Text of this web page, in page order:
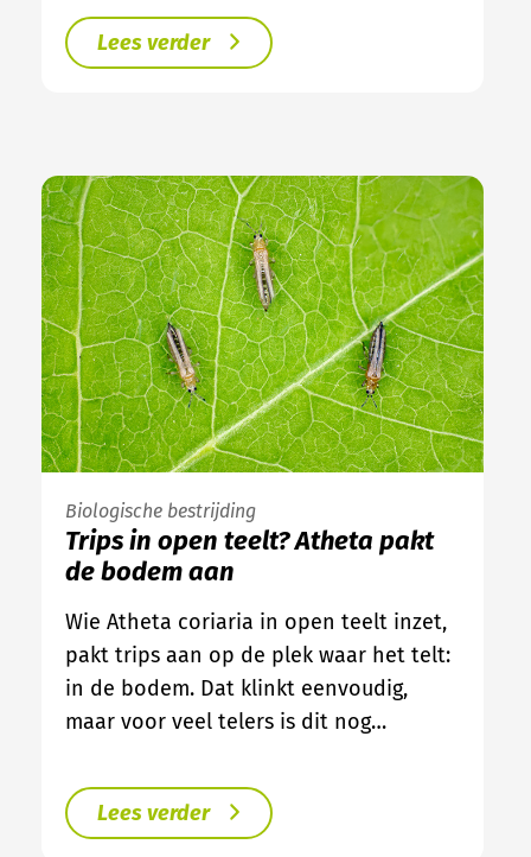
Lees verder
Biologische bestrijding
Trips in open teelt? Atheta pakt
de bodem aan
Wie Atheta coriaria in open teelt inzet,
pakt trips aan op de plek waar het telt:
in de bodem. Dat klinkt eenvoudig,
maar voor veel telers is dit nog…
Lees verder